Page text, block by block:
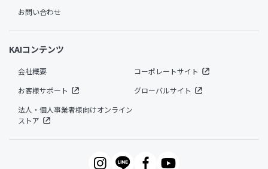
お問い合わせ
KAIコンテンツ
会社概要
コーポレートサイト
お客様サポート
グローバルサイト
法人・個人事業者様向けオンライン
ストア